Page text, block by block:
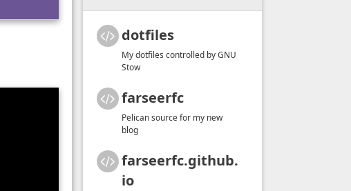
dotfiles
My dotfiles controlled by GNU
Stow
farseerfc
Pelican source for my new
blog
farseerfc.github.
io